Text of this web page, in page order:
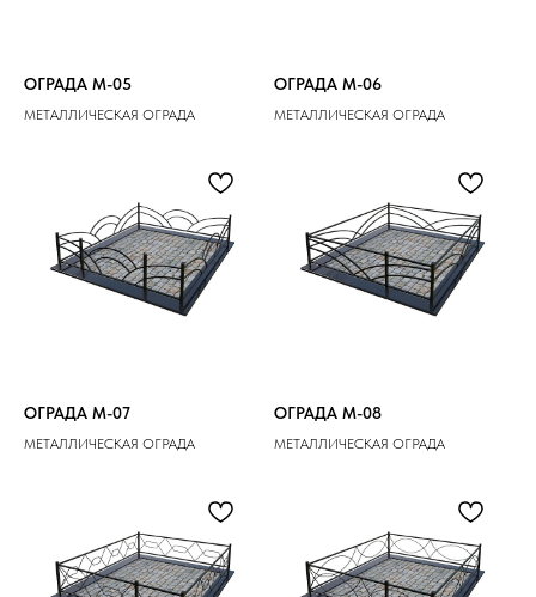
ОГРАДА M-05
МЕТАЛЛИЧЕСКАЯ ОГРАДА
ОГРАДА M-06
МЕТАЛЛИЧЕСКАЯ ОГРАДА
ОГРАДА M-07
МЕТАЛЛИЧЕСКАЯ ОГРАДА
ОГРАДА M-08
МЕТАЛЛИЧЕСКАЯ ОГРАДА